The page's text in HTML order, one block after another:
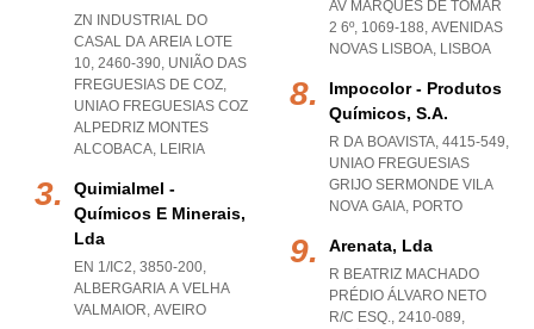
ZN INDUSTRIAL DO
CASAL DA AREIA LOTE
10, 2460-390, UNIÃO DAS
FREGUESIAS DE COZ,
UNIAO FREGUESIAS COZ
ALPEDRIZ MONTES
ALCOBACA, LEIRIA
Quimialmel -
Químicos E Minerais,
Lda
EN 1/IC2, 3850-200,
ALBERGARIA A VELHA
VALMAIOR, AVEIRO
AV MARQUÊS DE TOMAR
2 6º, 1069-188, AVENIDAS
NOVAS LISBOA, LISBOA
Impocolor - Produtos
Químicos, S.a.
R DA BOAVISTA, 4415-549,
UNIAO FREGUESIAS
GRIJO SERMONDE VILA
NOVA GAIA, PORTO
Arenata, Lda
R BEATRIZ MACHADO
PRÉDIO ÁLVARO NETO
R/C ESQ., 2410-089,